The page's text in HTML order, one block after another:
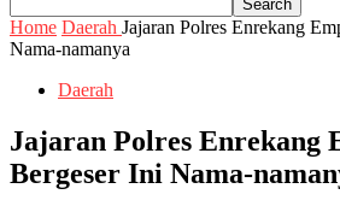
Home Daerah Jajaran Polres Enrekang
Nama-namanya
Daerah
Jajaran Polres Enrekang
Bergeser Ini Nama-